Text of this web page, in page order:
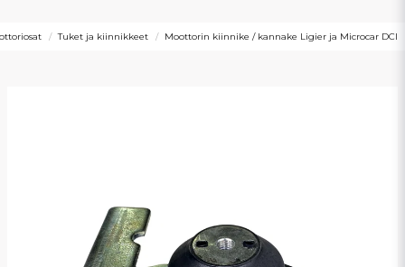
Tuket ja kiinnikkeet Moottorin kiinnike / kannake Ligier ja Microcar DCI